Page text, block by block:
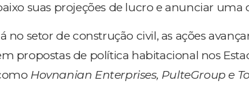
suas projeções de lucro e anunciar uma
no setor de construção civil, as ações
propostas de política habitacional nos
Hovnanian Enterprises, PulteGroup e